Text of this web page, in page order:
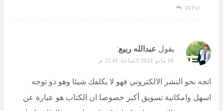
REPLY
يقول عبدالله ربيع:
08 مايو 2012 الساعة 11:43 م
اتجه نحو النشر الالكتروني فهو لا يكلفك شيئا وهو ذو توجه
اسهل وامكانية تسويق أكبر خصوصا ان الكتاب هو عبارة عن